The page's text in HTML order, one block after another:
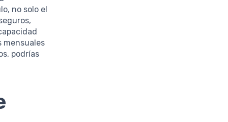
no solo el
mensuales
podrías